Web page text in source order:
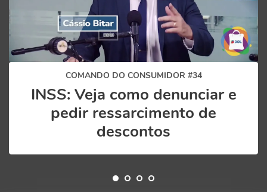
COMANDO DO CONSUMIDOR #34
INSS: Veja como denunciar e
pedir ressarcimento de
descontos